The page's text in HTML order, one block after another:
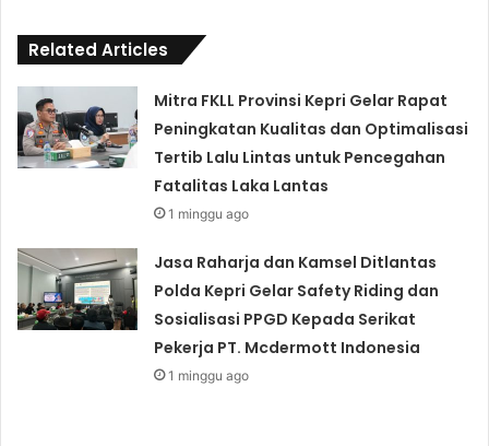
Related Articles
Mitra FKLL Provinsi Kepri Gelar Rapat
Peningkatan Kualitas dan Optimalisasi
Tertib Lalu Lintas untuk Pencegahan
Fatalitas Laka Lantas
1 minggu ago
Jasa Raharja dan Kamsel Ditlantas
Polda Kepri Gelar Safety Riding dan
Sosialisasi PPGD Kepada Serikat
Pekerja PT. Mcdermott Indonesia
1 minggu ago